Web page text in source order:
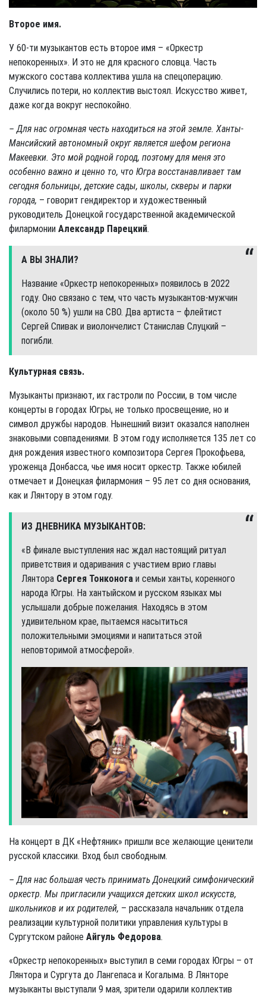
Второе имя.
У 60-ти музыкантов есть второе имя – «Оркестр
непокоренных». И это не для красного словца. Часть
мужского состава коллектива ушла на спецоперацию.
Случились потери, но коллектив выстоял. Искусство живет,
даже когда вокруг неспокойно.
– Для нас огромная честь находиться на этой земле. Ханты-
Мансийский автономный округ является шефом региона
Макеевки. Это мой родной город, поэтому для меня это
особенно важно и ценно то, что Югра восстанавливает там
сегодня больницы, детские сады, школы, скверы и парки
города, – говорит гендиректор и художественный
руководитель Донецкой государственной академической
филармонии Александр Парецкий.
А ВЫ ЗНАЛИ?
Название «Оркестр непокоренных» появилось в 2022
году. Оно связано с тем, что часть музыкантов-мужчин
(около 50 %) ушли на СВО. Два артиста – флейтист
Сергей Спивак и виолончелист Станислав Слуцкий –
погибли.
Культурная связь.
Музыканты признают, их гастроли по России, в том числе
концерты в городах Югры, не только просвещение, но и
символ дружбы народов. Нынешний визит оказался наполнен
знаковыми совпадениями. В этом году исполняется 135 лет со
дня рождения известного композитора Сергея Прокофьева,
уроженца Донбасса, чье имя носит оркестр. Также юбилей
отмечает и Донецкая филармония – 95 лет со дня основания,
как и Лянтору в этом году.
ИЗ ДНЕВНИКА МУЗЫКАНТОВ:
«В финале выступления нас ждал настоящий ритуал
приветствия и одаривания с участием врио главы
Лянтора Сергея Тонконога и семьи ханты, коренного
народа Югры. На хантыйском и русском языках мы
услышали добрые пожелания. Находясь в этом
удивительном крае, пытаемся насытиться
положительными эмоциями и напитаться этой
неповторимой атмосферой».
На концерт в ДК «Нефтяник» пришли все желающие ценители
русской классики. Вход был свободным.
– Для нас большая честь принимать Донецкий симфонический
оркестр. Мы пригласили учащихся детских школ искусств,
школьников и их родителей, – рассказала начальник отдела
реализации культурной политики управления культуры в
Сургутском районе Айгуль Федорова.
«Оркестр непокоренных» выступил в семи городах Югры – от
Лянтора и Сургута до Лангепаса и Когалыма. В Лянторе
музыканты выступали 9 мая, зрители одарили коллектив